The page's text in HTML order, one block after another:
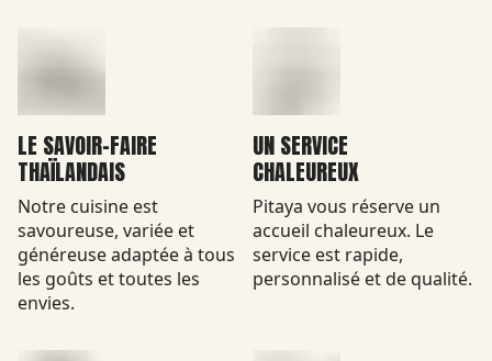
LE SAVOIR-FAIRE
THAÏLANDAIS
Notre cuisine est
savoureuse, variée et
généreuse adaptée à tous
les goûts et toutes les
envies.
UN SERVICE
CHALEUREUX
Pitaya vous réserve un
accueil chaleureux. Le
service est rapide,
personnalisé et de qualité.